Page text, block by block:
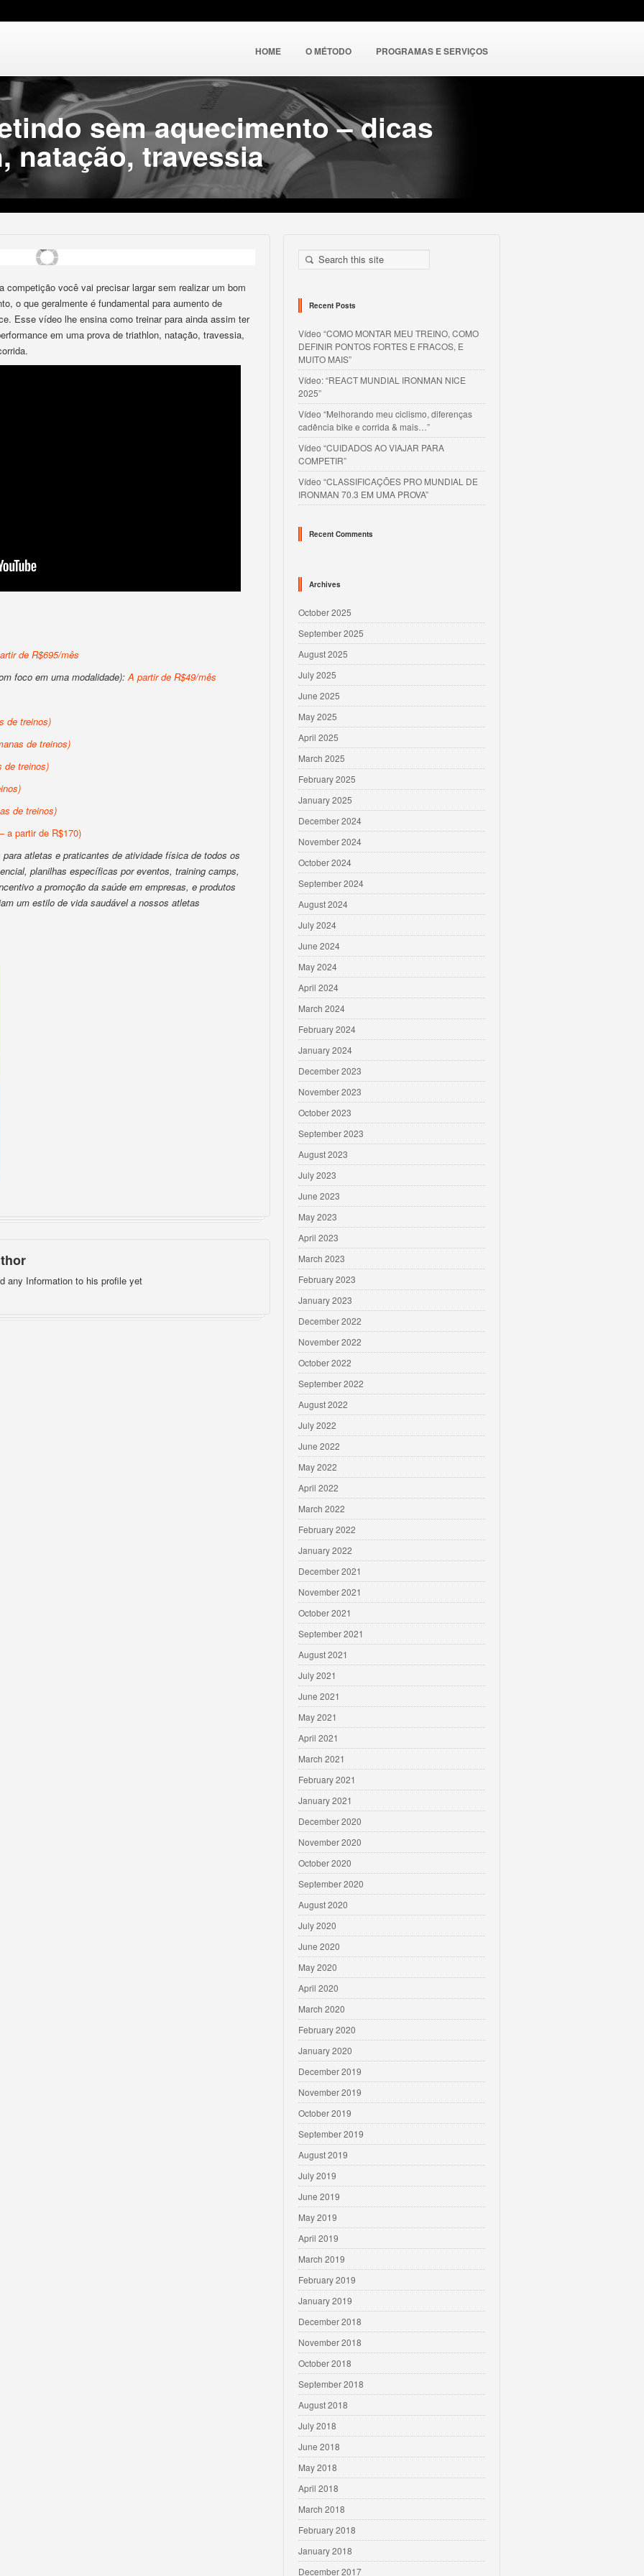
HOME O MÉTODO PROGRAMAS E SERVIÇOS
sem aquecimento – dicas
natação, travessia
competição você vai precisar largar sem realizar um bom
o que geralmente é fundamental para aumento de
Esse vídeo lhe ensina como treinar para ainda assim ter
em uma prova de triathlon, natação, travessia,
de R$695/mês
foco em uma modalidade):A partir de R$49/mês
de treinos)
de treinos)
de treinos)
de treinos)
a partir de R$170)
atletas e praticantes de atividade física de todos os
planilhas específicas por eventos, training camps,
a promoção da saúde em empresas, e produtos
um estilo de vida saudável a nossos atletas
any Information to his profile yet
Recent Posts
Vídeo “COMO MONTAR MEU TREINO, COMO
DEFINIR PONTOS FORTES E FRACOS, E
MUITO MAIS”
Vídeo: “REACT MUNDIAL IRONMAN NICE
2025”
Vídeo “Melhorando meu ciclismo, diferenças
cadência bike e corrida & mais…”
Vídeo “CUIDADOS AO VIAJAR PARA
COMPETIR”
Vídeo “CLASSIFICAÇÕES PRO MUNDIAL DE
IRONMAN 70.3 EM UMA PROVA”
Recent Comments
Archives
October 2025
September 2025
August 2025
July 2025
June 2025
May 2025
April 2025
March 2025
February 2025
January 2025
December 2024
November 2024
October 2024
September 2024
August 2024
July 2024
June 2024
May 2024
April 2024
March 2024
February 2024
January 2024
December 2023
November 2023
October 2023
September 2023
August 2023
July 2023
June 2023
May 2023
April 2023
March 2023
February 2023
January 2023
December 2022
November 2022
October 2022
September 2022
August 2022
July 2022
June 2022
May 2022
April 2022
March 2022
February 2022
January 2022
December 2021
November 2021
October 2021
September 2021
August 2021
July 2021
June 2021
May 2021
April 2021
March 2021
February 2021
January 2021
December 2020
November 2020
October 2020
September 2020
August 2020
July 2020
June 2020
May 2020
April 2020
March 2020
February 2020
January 2020
December 2019
November 2019
October 2019
September 2019
August 2019
July 2019
June 2019
May 2019
April 2019
March 2019
February 2019
January 2019
December 2018
November 2018
October 2018
September 2018
August 2018
July 2018
June 2018
May 2018
April 2018
March 2018
February 2018
January 2018
December 2017